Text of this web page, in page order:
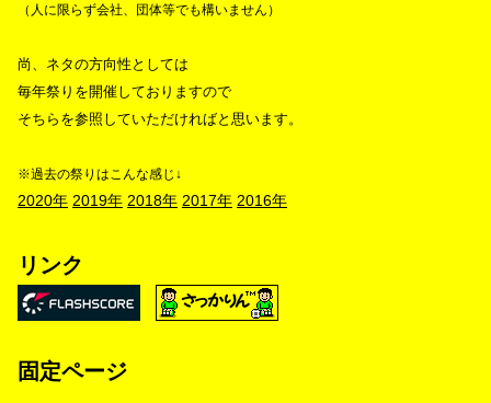
（人に限らず会社、団体等でも構いません）
尚、ネタの方向性としては
毎年祭りを開催しておりますので
そちらを参照していただければと思います。
※過去の祭りはこんな感じ↓
2020年 2019年 2018年 2017年 2016年
リンク
固定ページ